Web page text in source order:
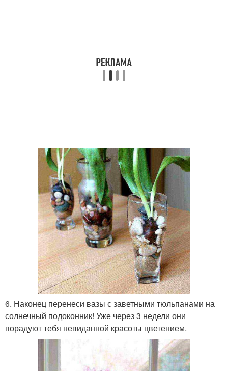
6. Наконец перенеси вазы с заветными тюльпанами на
солнечный подоконник! Уже через 3 недели они
порадуют тебя невиданной красоты цветением.